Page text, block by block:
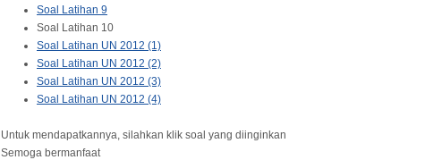
Soal Latihan 9
Soal Latihan 10
Soal Latihan UN 2012 (1)
Soal Latihan UN 2012 (2)
Soal Latihan UN 2012 (3)
Soal Latihan UN 2012 (4)
Untuk mendapatkannya, silahkan klik soal yang diinginkan
Semoga bermanfaat